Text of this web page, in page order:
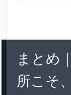
まとめ
所こそ